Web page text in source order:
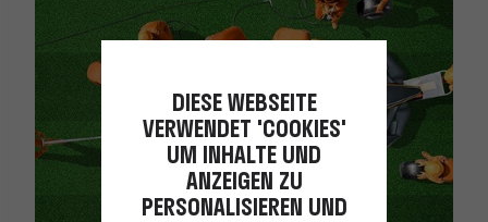
DIESE WEBSEITE
VERWENDET 'COOKIES'
UM INHALTE UND
ANZEIGEN ZU
PERSONALISIEREN UND